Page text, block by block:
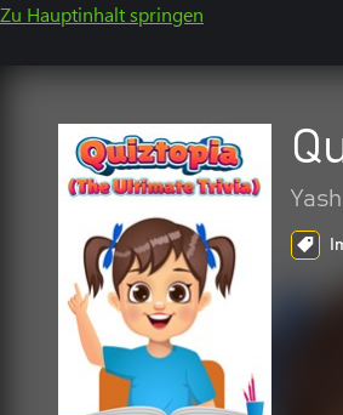
Zu Hauptinhalt springen